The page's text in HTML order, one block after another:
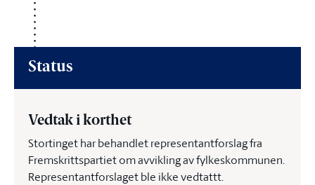
Status
Vedtak i korthet
Stortinget har behandlet representantforslag fra
Fremskrittspartiet om avvikling av fylkeskommunen.
Representantforslaget ble ikke vedtattt.